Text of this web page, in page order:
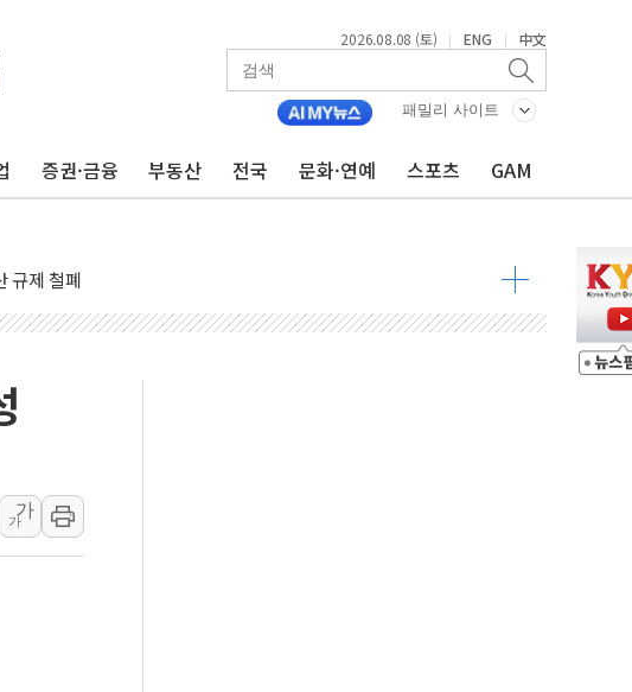
2026.08.08 (토) | ENG | 中文
패밀리 사이트
증권·금융 부동산 전국 문화·연예 스포츠 GAM
3.5m 높은 물결
응기구 가동
고립…전원 구조
유성우 관측
조사
체감온도 38도 넘으면 중단
지시
...가뭄 해소될 듯
칙 뒤집는 것"
소나기
'범죄 사각지대' 우려
가
가